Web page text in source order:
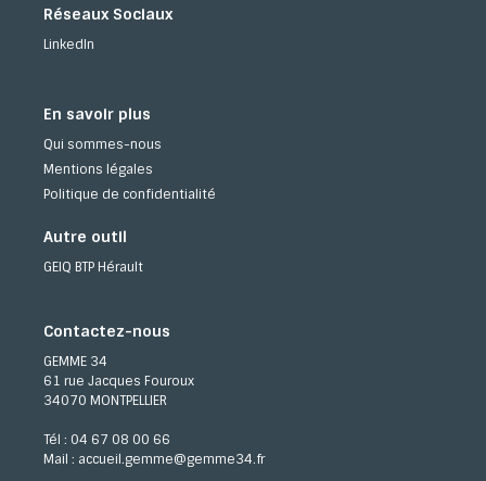
Réseaux Sociaux
LinkedIn
En savoir plus
Qui sommes-nous
Mentions légales
Politique de confidentialité
Autre outil
GEIQ BTP Hérault
Contactez-nous
GEMME 34
61 rue Jacques Fouroux
34070 MONTPELLIER
Tél : 04 67 08 00 66
Mail : accueil.gemme@gemme34.fr